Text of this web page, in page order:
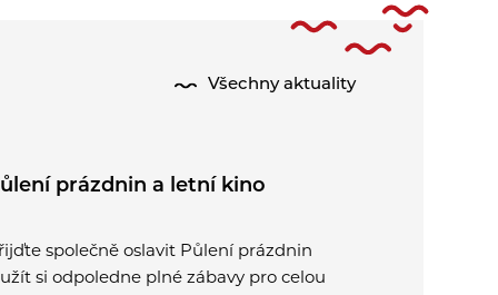
Všechny aktuality
prázdnin a letní kino
společně oslavit Půlení prázdnin
si odpoledne plné zábavy pro celou